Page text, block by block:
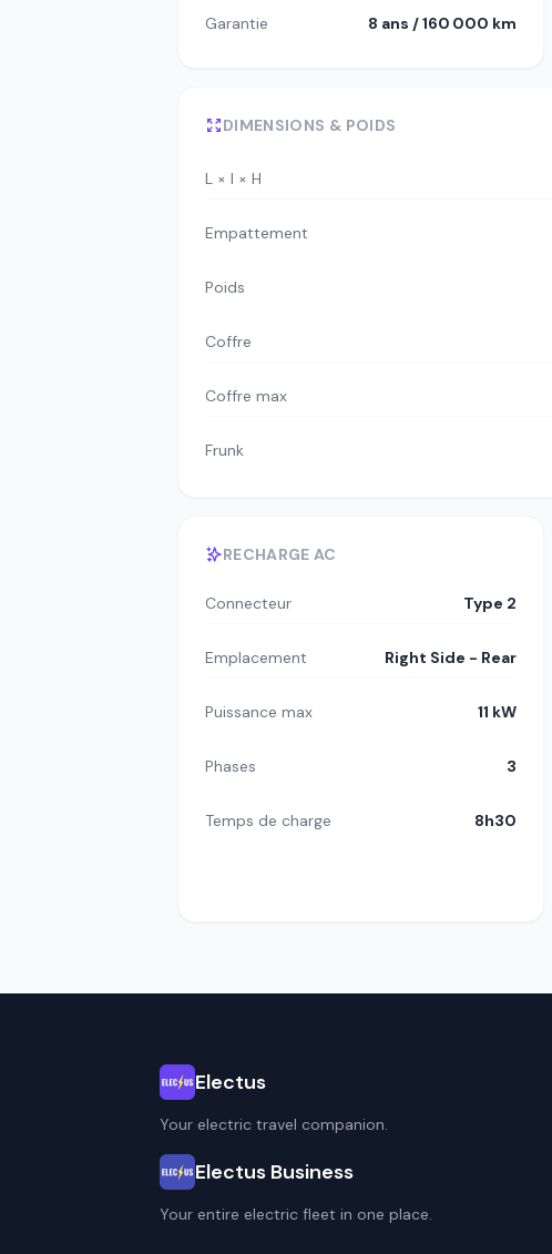
Garantie 8 ans / 160 000 km
DIMENSIONS & POIDS
L × l × H
Empattement
Poids
Coffre
Coffre max
Frunk
RECHARGE AC
Connecteur Type 2
Emplacement Right Side - Rear
Puissance max 11 kW
Phases 3
Temps de charge 8h30
Electus
Your electric travel companion.
Electus Business
Your entire electric fleet in one place.